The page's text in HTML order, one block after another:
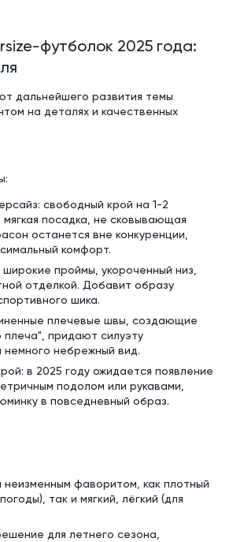
футболок 2025 года:
дальнейшего развития темы
на деталях и качественных
свободный крой на 1-2
посадка, не сковывающая
останется вне конкуренции,
комфорт.
широкие проймы, укороченный низ,
отделкой. Добавит образу
шика.
плечевые швы, создающие
плеча", придают силуэту
немного небрежный вид.
в 2025 году ожидается появление
подолом или рукавами,
в повседневный образ.
неизменным фаворитом, как плотный
так и мягкий, лёгкий (для
для летнего сезона,